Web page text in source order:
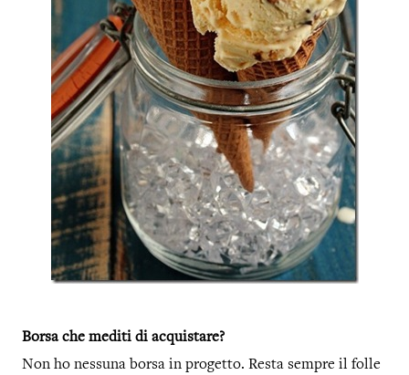
Borsa che mediti di acquistare?
Non ho nessuna borsa in progetto. Resta sempre il folle